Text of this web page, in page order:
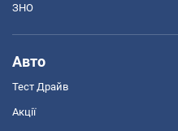
ЗНО
Авто
Тест Драйв
Акції